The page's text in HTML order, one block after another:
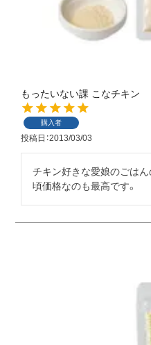
もったいない課 こなチキン
購入者
投稿日 2013/03/03
チキン好きな愛娘のごは
頃価格なのも最高です。